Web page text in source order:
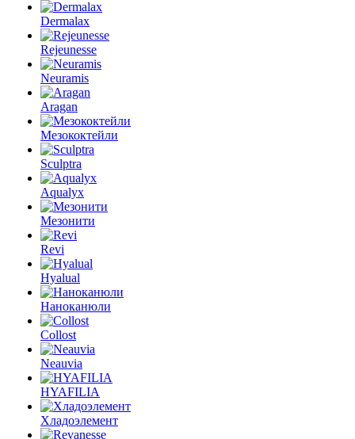
Dermalax
Rejeunesse
Neuramis
Aragan
Мезококтейли
Sculptra
Aqualyx
Мезонити
Revi
Hyalual
Наноканюли
Collost
Neauvia
HYAFILIA
Хладоэлемент